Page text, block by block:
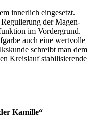
innerlich eingesetzt.
der Magen-
im Vordergrund.
auch eine wertvolle
schreibt man dem
Kreislauf stabilisierende
Kamille“